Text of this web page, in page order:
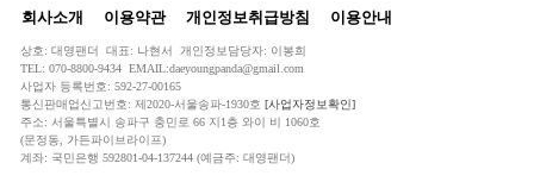
회사소개 이용약관 개인정보취급방침 이용안내
상호: 대영팬더 대표: 나현서 개인정보담당자: 이봉희
TEL: 070-8800-9434 EMAIL:daeyoungpanda@gmail.com
사업자 등록번호: 592-27-00165
통신판매업신고번호: 제2020-서울송파-1930호 [사업자정보확인]
주소: 서울특별시 송파구 충민로 66 지1층 와이 비 1060호
(문정동, 가든파이브라이프)
계좌: 국민은행 592801-04-137244 (예금주: 대영팬더)